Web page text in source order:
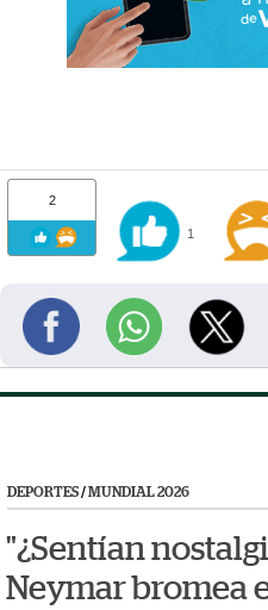
2
1
DEPORTES/ MUNDIAL 2026
"¿Sentían
Neymar bromea